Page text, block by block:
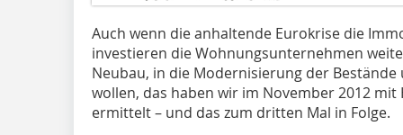
Auch wenn die anhaltende Eurokrise die
investieren die Wohnungsunternehmen
Neubau, in die Modernisierung der
wollen, das haben wir im November 2012
ermittelt – und das zum dritten Mal in Folge.